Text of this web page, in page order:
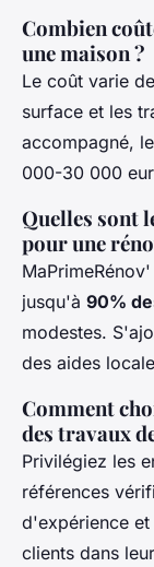
Combien
une maison ?
Le coût varie de
surface et les
accompagné,
000-30 000
Quelles sont
pour une
jusqu'à 90%
modestes.
des aides
Comment
des travaux
Privilégiez les
références
d'expérience
clients dans